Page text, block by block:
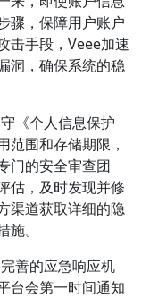
骤，保障用户账户
击手段，Veee加速
洞，确保系统的稳
《个人信息保护
范围和存储期限，
门的安全审查团
估，及时发现并修
渠道获取详细的隐
。
善的应急响应机
台会第一时间通知